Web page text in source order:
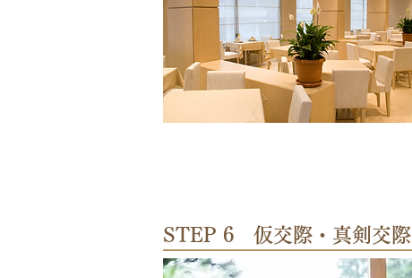
STEP 6 仮交際・真剣交際